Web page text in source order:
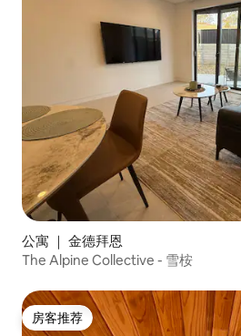
公寓 ｜ 金德拜恩
The Alpine Collective - 雪桉
房客推荐
房客推荐